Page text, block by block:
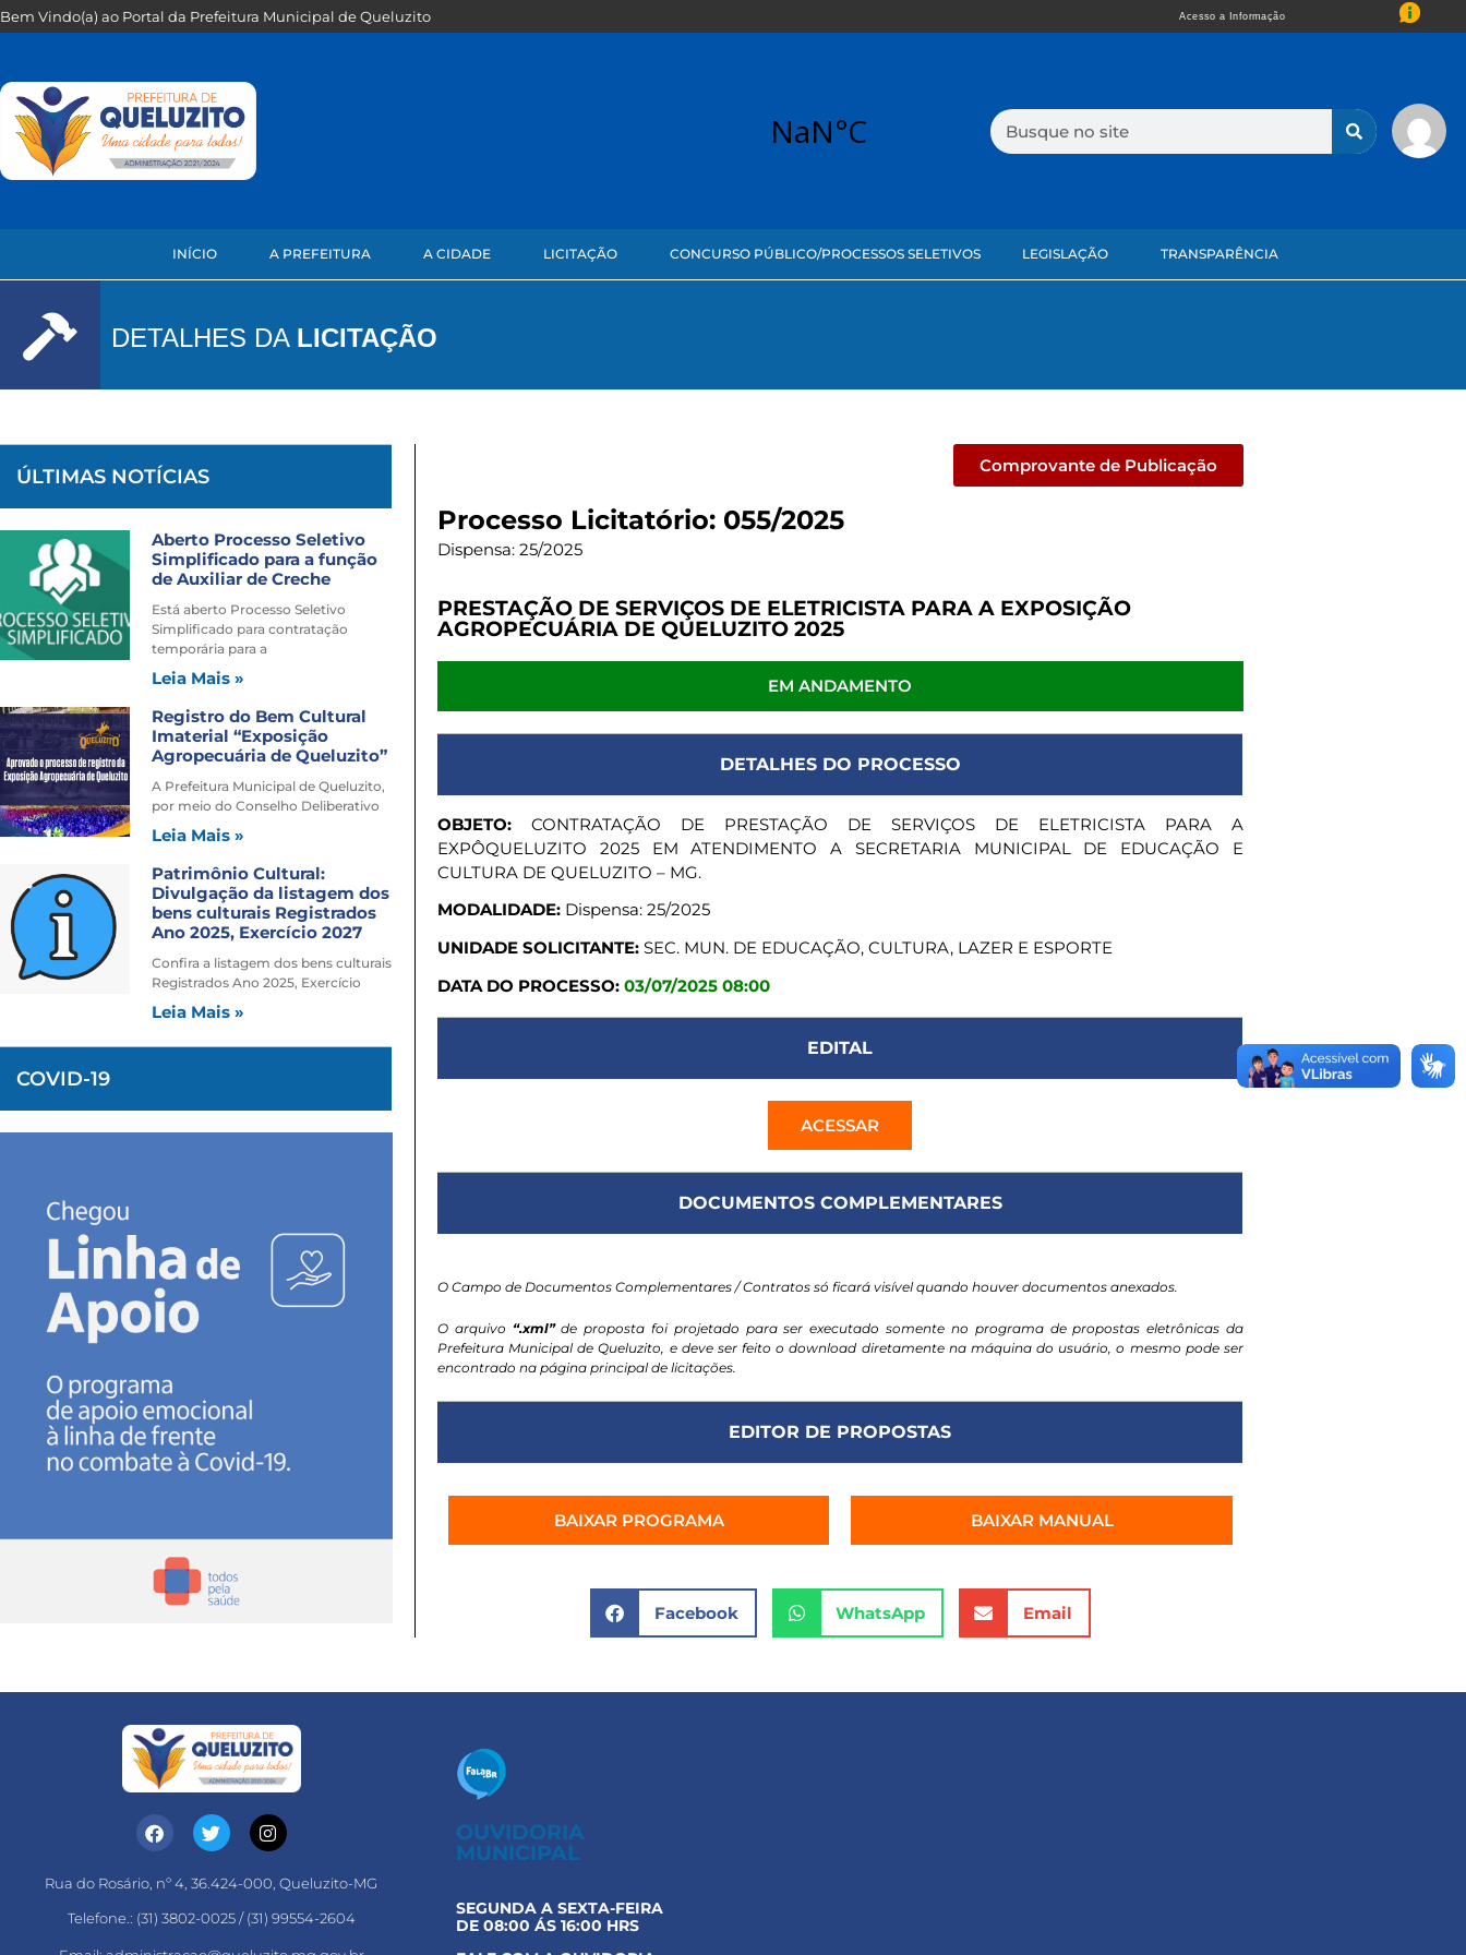
Bem Vindo(a) ao Portal da Prefeitura Municipal de Queluzito Acesso a Informação
INÍCIO A PREFEITURA A CIDADE LICITAÇÃO CONCURSO PÚBLICO/PROCESSOS SELETIVOS LEGISLAÇÃO TRANSPARÊNCIA
DETALHES DA LICITAÇÃO
ÚLTIMAS NOTÍCIAS
Aberto Processo Seletivo
Simplificado para a função
de Auxiliar de Creche
Está aberto Processo Seletivo
Simplificado para contratação
temporária para a
Leia Mais »
Registro do Bem Cultural
Imaterial “Exposição
Agropecuária de Queluzito”
A Prefeitura Municipal de Queluzito,
por meio do Conselho Deliberativo
Leia Mais »
Patrimônio Cultural:
Divulgação da listagem dos
bens culturais Registrados
Ano 2025, Exercício 2027
Confira a listagem dos bens culturais
Registrados Ano 2025, Exercício
Leia Mais »
COVID-19
Comprovante de Publicação
Processo Licitatório: 055/2025
Dispensa: 25/2025
PRESTAÇÃO DE SERVIÇOS DE ELETRICISTA PARA A EXPOSIÇÃO
AGROPECUÁRIA DE QUELUZITO 2025
EM ANDAMENTO
DETALHES DO PROCESSO
OBJETO:CONTRATAÇÃO DE PRESTAÇÃO DE SERVIÇOS DE ELETRICISTA PARA A
EXPÔQUELUZITO 2025 EM ATENDIMENTO A SECRETARIA MUNICIPAL DE EDUCAÇÃO E
CULTURA DE QUELUZITO – MG.
MODALIDADE:Dispensa: 25/2025
UNIDADE SOLICITANTE:SEC. MUN. DE EDUCAÇÃO, CULTURA, LAZER E ESPORTE
DATA DO PROCESSO:03/07/2025 08:00
EDITAL
ACESSAR
DOCUMENTOS COMPLEMENTARES
O Campo de Documentos Complementares / Contratos só ficará visível quando houver documentos anexados.
O arquivo “.xml”de proposta foi projetado para ser executado somente no programa de propostas eletrônicas da
Prefeitura Municipal de Queluzito, e deve ser feito o download diretamente na máquina do usuário, o mesmo pode ser
encontrado na página principal de licitações.
EDITOR DE PROPOSTAS
BAIXAR PROGRAMA BAIXAR MANUAL
Facebook WhatsApp Email
Rua do Rosário, nº 4, 36.424-000, Queluzito-MG
Telefone.: (31) 3802-0025 / (31) 99554-2604
OUVIDORIA
MUNICIPAL
SEGUNDA A SEXTA-FEIRA
DE 08:00 ÁS 16:00 HRS